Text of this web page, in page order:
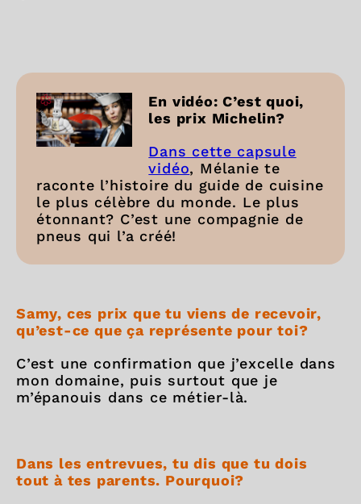
En vidéo: C’est quoi,
les prix Michelin?
Dans cette capsule
vidéo, Mélanie te
raconte l’histoire du guide de cuisine
le plus célèbre du monde. Le plus
étonnant? C’est une compagnie de
pneus qui l’a créé!
Samy, ces prix que tu viens de recevoir,
qu’est-ce que ça représente pour toi?
C’est une confirmation que j’excelle dans
mon domaine, puis surtout que je
m’épanouis dans ce métier-là.
Dans les entrevues, tu dis que tu dois
tout à tes parents. Pourquoi?